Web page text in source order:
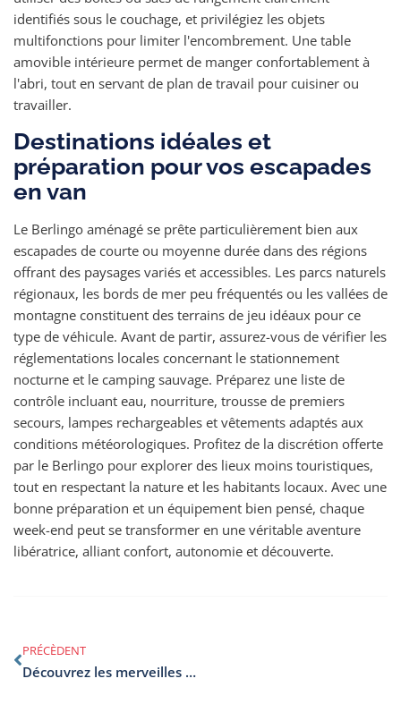
identifiés sous le couchage, et privilégiez les objets
multifonctions pour limiter l'encombrement. Une table
amovible intérieure permet de manger confortablement à
l'abri, tout en servant de plan de travail pour cuisiner ou
travailler.
Destinations idéales et
préparation pour vos escapades
en van
Le Berlingo aménagé se prête particulièrement bien aux
escapades de courte ou moyenne durée dans des régions
offrant des paysages variés et accessibles. Les parcs naturels
régionaux, les bords de mer peu fréquentés ou les vallées de
montagne constituent des terrains de jeu idéaux pour ce
type de véhicule. Avant de partir, assurez-vous de vérifier les
réglementations locales concernant le stationnement
nocturne et le camping sauvage. Préparez une liste de
contrôle incluant eau, nourriture, trousse de premiers
secours, lampes rechargeables et vêtements adaptés aux
conditions météorologiques. Profitez de la discrétion offerte
par le Berlingo pour explorer des lieux moins touristiques,
tout en respectant la nature et les habitants locaux. Avec une
bonne préparation et un équipement bien pensé, chaque
week-end peut se transformer en une véritable aventure
libératrice, alliant confort, autonomie et découverte.
PRÉCÈDENT
Découvrez les merveilles d’un voyage en Afrique avec un safari sur mesure